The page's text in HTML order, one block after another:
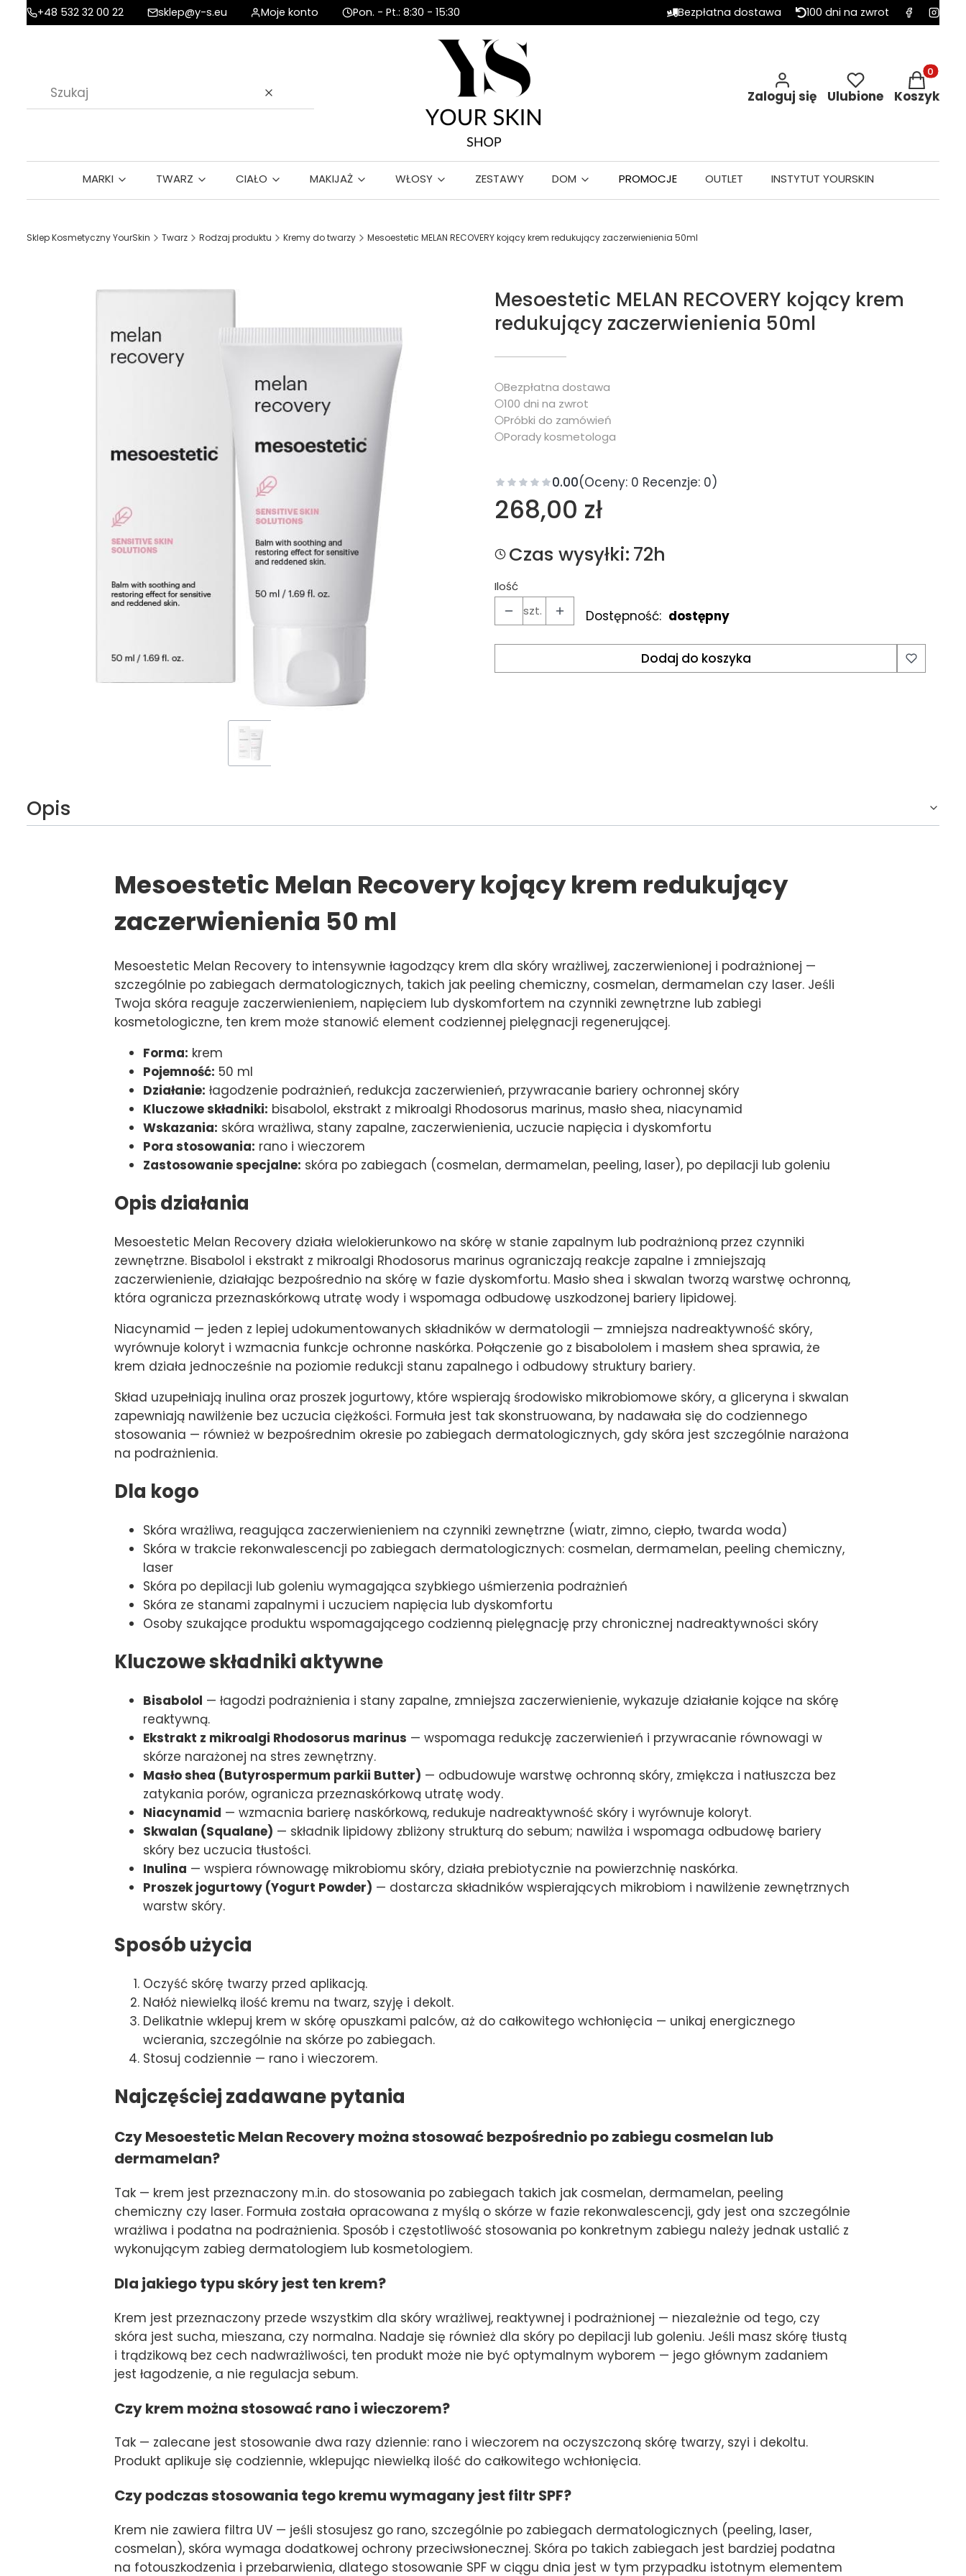
+48 532 32 00 22 sklep@y-s.eu Moje konto Pon. - Pt.: 8:30 - 15:30 Bezpłatna dostawa 100 dni na zwrot
Wyczyść Zaloguj się Ulubione
Produkty
Koszyk
MARKI TWARZ CIAŁO MAKIJAŻ WŁOSY ZESTAWY DOM PROMOCJE OUTLET INSTYTUT YOURSKIN
Sklep Kosmetyczny YourSkin Twarz Rodzaj produktu Kremy do twarzy Mesoestetic MELAN RECOVERY kojący krem redukujący zaczerwienienia 50ml
Mesoestetic MELAN RECOVERY kojący krem
redukujący zaczerwienienia 50ml
Bezpłatna dostawa
100 dni na zwrot
Próbki do zamówień
Porady kosmetologa
0.00(Oceny: 0 Recenzje: 0)
Cena
268,00 zł
Czas wysyłki:72h
Ilość
szt.
Dostępność: dostępny
Dodaj do koszyka
Opis
Mesoestetic Melan Recovery kojący krem redukujący
zaczerwienienia 50 ml
Mesoestetic Melan Recovery to intensywnie łagodzący krem dla skóry wrażliwej, zaczerwienionej i podrażnionej —
szczególnie po zabiegach dermatologicznych, takich jak peeling chemiczny, cosmelan, dermamelan czy laser. Jeśli
Twoja skóra reaguje zaczerwienieniem, napięciem lub dyskomfortem na czynniki zewnętrzne lub zabiegi
kosmetologiczne, ten krem może stanowić element codziennej pielęgnacji regenerującej.
Forma: krem
Pojemność: 50 ml
Działanie: łagodzenie podrażnień, redukcja zaczerwienień, przywracanie bariery ochronnej skóry
Kluczowe składniki: bisabolol, ekstrakt z mikroalgi Rhodosorus marinus, masło shea, niacynamid
Wskazania: skóra wrażliwa, stany zapalne, zaczerwienienia, uczucie napięcia i dyskomfortu
Pora stosowania: rano i wieczorem
Zastosowanie specjalne: skóra po zabiegach (cosmelan, dermamelan, peeling, laser), po depilacji lub goleniu
Opis działania
Mesoestetic Melan Recovery działa wielokierunkowo na skórę w stanie zapalnym lub podrażnioną przez czynniki
zewnętrzne. Bisabolol i ekstrakt z mikroalgi Rhodosorus marinus ograniczają reakcje zapalne i zmniejszają
zaczerwienienie, działając bezpośrednio na skórę w fazie dyskomfortu. Masło shea i skwalan tworzą warstwę ochronną,
która ogranicza przeznaskórkową utratę wody i wspomaga odbudowę uszkodzonej bariery lipidowej.
Niacynamid — jeden z lepiej udokumentowanych składników w dermatologii — zmniejsza nadreaktywność skóry,
wyrównuje koloryt i wzmacnia funkcje ochronne naskórka. Połączenie go z bisabololem i masłem shea sprawia, że
krem działa jednocześnie na poziomie redukcji stanu zapalnego i odbudowy struktury bariery.
Skład uzupełniają inulina oraz proszek jogurtowy, które wspierają środowisko mikrobiomowe skóry, a gliceryna i skwalan
zapewniają nawilżenie bez uczucia ciężkości. Formuła jest tak skonstruowana, by nadawała się do codziennego
stosowania — również w bezpośrednim okresie po zabiegach dermatologicznych, gdy skóra jest szczególnie narażona
na podrażnienia.
Dla kogo
Skóra wrażliwa, reagująca zaczerwienieniem na czynniki zewnętrzne (wiatr, zimno, ciepło, twarda woda)
Skóra w trakcie rekonwalescencji po zabiegach dermatologicznych: cosmelan, dermamelan, peeling chemiczny,
laser
Skóra po depilacji lub goleniu wymagająca szybkiego uśmierzenia podrażnień
Skóra ze stanami zapalnymi i uczuciem napięcia lub dyskomfortu
Osoby szukające produktu wspomagającego codzienną pielęgnację przy chronicznej nadreaktywności skóry
Kluczowe składniki aktywne
Bisabolol — łagodzi podrażnienia i stany zapalne, zmniejsza zaczerwienienie, wykazuje działanie kojące na skórę
reaktywną.
Ekstrakt z mikroalgi Rhodosorus marinus — wspomaga redukcję zaczerwienień i przywracanie równowagi w
skórze narażonej na stres zewnętrzny.
Masło shea (Butyrospermum parkii Butter) — odbudowuje warstwę ochronną skóry, zmiękcza i natłuszcza bez
zatykania porów, ogranicza przeznaskórkową utratę wody.
Niacynamid — wzmacnia barierę naskórkową, redukuje nadreaktywność skóry i wyrównuje koloryt.
Skwalan (Squalane) — składnik lipidowy zbliżony strukturą do sebum; nawilża i wspomaga odbudowę bariery
skóry bez uczucia tłustości.
Inulina — wspiera równowagę mikrobiomu skóry, działa prebiotycznie na powierzchnię naskórka.
Proszek jogurtowy (Yogurt Powder) — dostarcza składników wspierających mikrobiom i nawilżenie zewnętrznych
warstw skóry.
Sposób użycia
Oczyść skórę twarzy przed aplikacją.
Nałóż niewielką ilość kremu na twarz, szyję i dekolt.
Delikatnie wklepuj krem w skórę opuszkami palców, aż do całkowitego wchłonięcia — unikaj energicznego
wcierania, szczególnie na skórze po zabiegach.
Stosuj codziennie — rano i wieczorem.
Najczęściej zadawane pytania
Czy Mesoestetic Melan Recovery można stosować bezpośrednio po zabiegu cosmelan lub
dermamelan?
Tak — krem jest przeznaczony m.in. do stosowania po zabiegach takich jak cosmelan, dermamelan, peeling
chemiczny czy laser. Formuła została opracowana z myślą o skórze w fazie rekonwalescencji, gdy jest ona szczególnie
wrażliwa i podatna na podrażnienia. Sposób i częstotliwość stosowania po konkretnym zabiegu należy jednak ustalić z
wykonującym zabieg dermatologiem lub kosmetologiem.
Dla jakiego typu skóry jest ten krem?
Krem jest przeznaczony przede wszystkim dla skóry wrażliwej, reaktywnej i podrażnionej — niezależnie od tego, czy
skóra jest sucha, mieszana, czy normalna. Nadaje się również dla skóry po depilacji lub goleniu. Jeśli masz skórę tłustą
i trądzikową bez cech nadwrażliwości, ten produkt może nie być optymalnym wyborem — jego głównym zadaniem
jest łagodzenie, a nie regulacja sebum.
Czy krem można stosować rano i wieczorem?
Tak — zalecane jest stosowanie dwa razy dziennie: rano i wieczorem na oczyszczoną skórę twarzy, szyi i dekoltu.
Produkt aplikuje się codziennie, wklepując niewielką ilość do całkowitego wchłonięcia.
Czy podczas stosowania tego kremu wymagany jest filtr SPF?
Krem nie zawiera filtra UV — jeśli stosujesz go rano, szczególnie po zabiegach dermatologicznych (peeling, laser,
cosmelan), skóra wymaga dodatkowej ochrony przeciwsłonecznej. Skóra po takich zabiegach jest bardziej podatna
na fotouszkodzenia i przebarwienia, dlatego stosowanie SPF w ciągu dnia jest w tym przypadku istotnym elementem